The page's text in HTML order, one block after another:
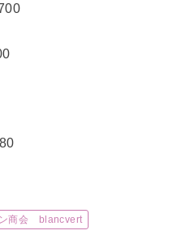
商会 blancvert